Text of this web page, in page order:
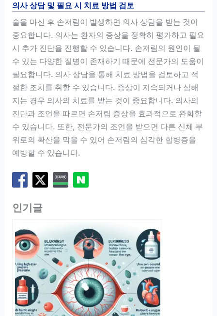
의사 상담 및 필요 시 치료 방법 검토
술을 마신 후 손저림이 발생하면 의사 상담을 받는 것이
중요합니다. 의사는 환자의 증상을 정확히 평가하고 필요
시 추가 진단을 진행할 수 있습니다. 손저림의 원인이 될
수 있는 다양한 질병이 존재하기 때문에 전문가의 도움이
필요합니다. 의사 상담을 통해 치료 방법을 검토하고 적
절한 조치를 취할 수 있습니다. 증상이 지속되거나 심해
지는 경우 의사의 치료를 받는 것이 중요합니다. 의사의
진단과 조언을 따르면 손저림 증상을 효과적으로 완화할
수 있습니다. 또한, 전문가의 조언을 받으면 다른 신체 부
위로의 확산을 막을 수 있어 손저림의 심각한 합병증을
예방할 수 있습니다.
인기글